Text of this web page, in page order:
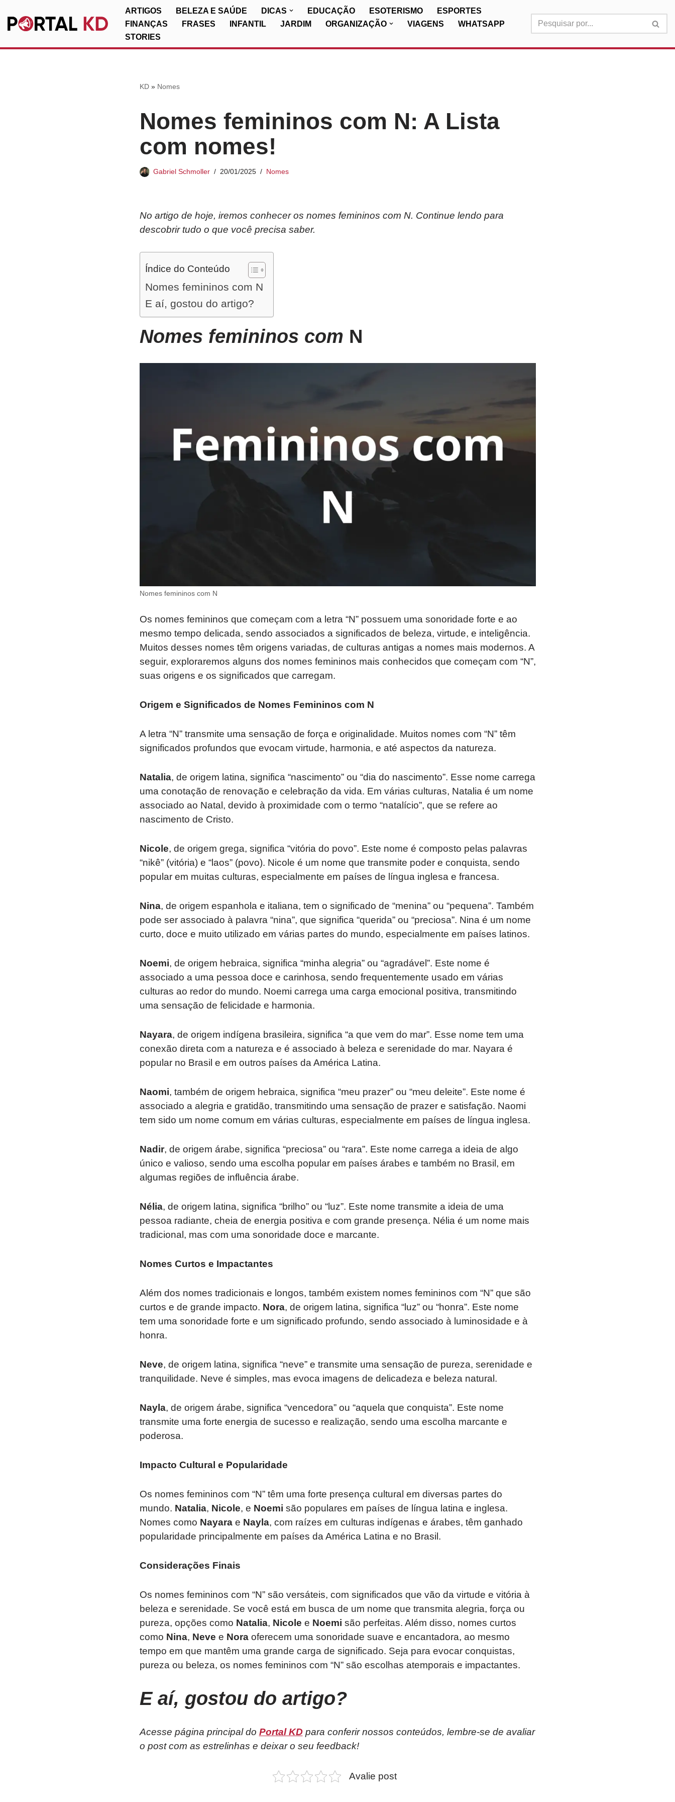
Pular
ARTIGOS BELEZA E SAÚDE DICAS EDUCAÇÃO ESOTERISMO
ESPORTES
FINANÇAS
FRASES INFANTIL JARDIM ORGANIZAÇÃO VIAGENS
WHATSAPP
STORIES
KD» Nomes
Nomes femininos com N: A Lista
com nomes!
Gabriel Schmoller 20/01/2025 Nomes
No artigo de hoje, iremos conhecer os nomes femininos com N. Continue lendo para
descobrir tudo o que você precisa saber.
Índice do Conteúdo
Nomes femininos com N
E aí, gostou do artigo?
Nomes femininos com N
Nomes femininos com N
Os nomes femininos que começam com a letra “N” possuem uma sonoridade forte e ao
mesmo tempo delicada, sendo associados a significados de beleza, virtude, e inteligência.
Muitos desses nomes têm origens variadas, de culturas antigas a nomes mais modernos. A
seguir, exploraremos alguns dos nomes femininos mais conhecidos que começam com “N”,
suas origens e os significados que carregam.
Origem e Significados de Nomes Femininos com N
A letra “N” transmite uma sensação de força e originalidade. Muitos nomes com “N” têm
significados profundos que evocam virtude, harmonia, e até aspectos da natureza.
Natalia, de origem latina, significa “nascimento” ou “dia do nascimento”. Esse nome carrega
uma conotação de renovação e celebração da vida. Em várias culturas, Natalia é um nome
associado ao Natal, devido à proximidade com o termo “natalício”, que se refere ao
nascimento de Cristo.
Nicole, de origem grega, significa “vitória do povo”. Este nome é composto pelas palavras
“nikê” (vitória) e “laos” (povo). Nicole é um nome que transmite poder e conquista, sendo
popular em muitas culturas, especialmente em países de língua inglesa e francesa.
Nina, de origem espanhola e italiana, tem o significado de “menina” ou “pequena”. Também
pode ser associado à palavra “nina”, que significa “querida” ou “preciosa”. Nina é um nome
curto, doce e muito utilizado em várias partes do mundo, especialmente em países latinos.
Noemi, de origem hebraica, significa “minha alegria” ou “agradável”. Este nome é
associado a uma pessoa doce e carinhosa, sendo frequentemente usado em várias
culturas ao redor do mundo. Noemi carrega uma carga emocional positiva, transmitindo
uma sensação de felicidade e harmonia.
Nayara, de origem indígena brasileira, significa “a que vem do mar”. Esse nome tem uma
conexão direta com a natureza e é associado à beleza e serenidade do mar. Nayara é
popular no Brasil e em outros países da América Latina.
Naomi, também de origem hebraica, significa “meu prazer” ou “meu deleite”. Este nome é
associado a alegria e gratidão, transmitindo uma sensação de prazer e satisfação. Naomi
tem sido um nome comum em várias culturas, especialmente em países de língua inglesa.
Nadir, de origem árabe, significa “preciosa” ou “rara”. Este nome carrega a ideia de algo
único e valioso, sendo uma escolha popular em países árabes e também no Brasil, em
algumas regiões de influência árabe.
Nélia, de origem latina, significa “brilho” ou “luz”. Este nome transmite a ideia de uma
pessoa radiante, cheia de energia positiva e com grande presença. Nélia é um nome mais
tradicional, mas com uma sonoridade doce e marcante.
Nomes Curtos e Impactantes
Além dos nomes tradicionais e longos, também existem nomes femininos com “N” que são
curtos e de grande impacto. Nora, de origem latina, significa “luz” ou “honra”. Este nome
tem uma sonoridade forte e um significado profundo, sendo associado à luminosidade e à
honra.
Neve, de origem latina, significa “neve” e transmite uma sensação de pureza, serenidade e
tranquilidade. Neve é simples, mas evoca imagens de delicadeza e beleza natural.
Nayla, de origem árabe, significa “vencedora” ou “aquela que conquista”. Este nome
transmite uma forte energia de sucesso e realização, sendo uma escolha marcante e
poderosa.
Impacto Cultural e Popularidade
Os nomes femininos com “N” têm uma forte presença cultural em diversas partes do
mundo. Natalia, Nicole, e Noemi são populares em países de língua latina e inglesa.
Nomes como Nayarae Nayla, com raízes em culturas indígenas e árabes, têm ganhado
popularidade principalmente em países da América Latina e no Brasil.
Considerações Finais
Os nomes femininos com “N” são versáteis, com significados que vão da virtude e vitória à
beleza e serenidade. Se você está em busca de um nome que transmita alegria, força ou
pureza, opções como Natalia, Nicole e Noemi são perfeitas. Além disso, nomes curtos
como Nina, Neve e Noraoferecem uma sonoridade suave e encantadora, ao mesmo
tempo em que mantêm uma grande carga de significado. Seja para evocar conquistas,
pureza ou beleza, os nomes femininos com “N” são escolhas atemporais e impactantes.
E aí, gostou do artigo?
Acesse página principal do Portal KD para conferir nossos conteúdos, lembre-se de avaliar
o post com as estrelinhas e deixar o seu feedback!
Avalie post